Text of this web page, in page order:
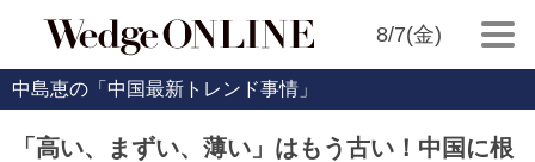
8/7(金)
中島恵の「中国最新トレンド事情」
「高い、まずい、薄い」はもう古い！中国に根